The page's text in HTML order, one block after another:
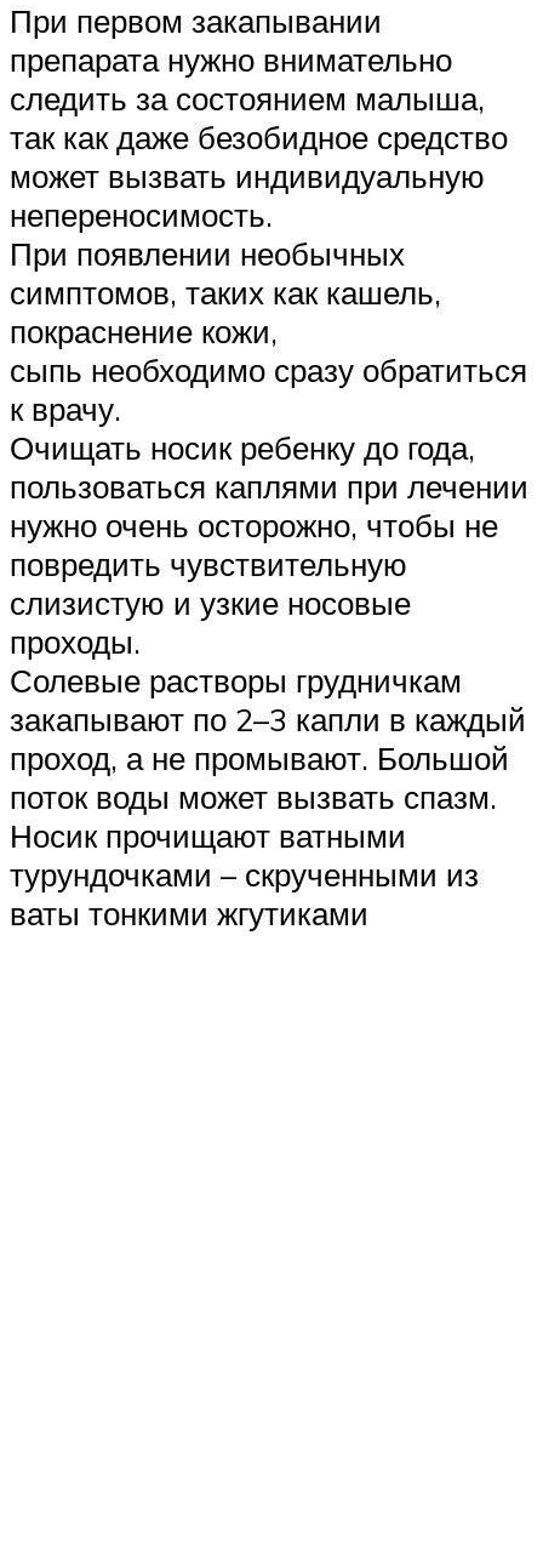
При первом закапывании
препарата нужно внимательно
следить за состоянием малыша,
так как даже безобидное средство
может вызвать индивидуальную
непереносимость.
При появлении необычных
симптомов, таких как кашель,
покраснение кожи,
сыпь необходимо сразу обратиться
к врачу.
Очищать носик ребенку до года,
пользоваться каплями при лечении
нужно очень осторожно, чтобы не
повредить чувствительную
слизистую и узкие носовые
проходы.
Солевые растворы грудничкам
закапывают по 2–3 капли в каждый
проход, а не промывают. Большой
поток воды может вызвать спазм.
Носик прочищают ватными
турундочками – скрученными из
ваты тонкими жгутиками